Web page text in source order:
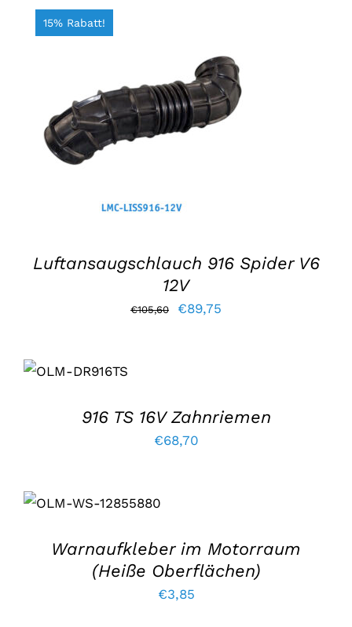
15% Rabatt!
IN DEN WARENKORB LEGEN
/
EINZELHEITEN
Luftansaugschlauch 916 Spider V6
12V
€105,60
Der
€89,75
WARENKORB
916 TS 16V Zahnriemen
€68,70
WARENKORB
Warnaufkleber im Motorraum
(Heiße Oberflächen)
€3,85